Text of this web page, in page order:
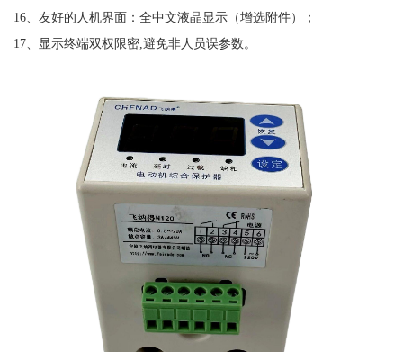
16、友好的人机界面：全中文液晶显示（增选附件）；
17、显示终端双权限密,避免非人员误参数。